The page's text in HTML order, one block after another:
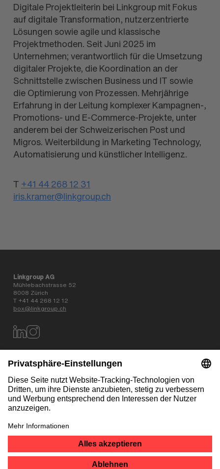
Digitale Projektleiterin bei Linkgroup mit Fokus
auf digitale Transformation, nutzerzentrierte
Lösungen sowie agile und klassische
Projektmethoden. Seit Juni 2025 im
Unternehmen; verantwortlich für die Umsetzung
digitaler Projekte, die Koordination an der
Schnittstelle zwischen Business und IT sowie
die Optimierung von Prozessen. Mehrjährige
Erfahrung in der Leitung komplexer Kampagnen-,
Promotions- und E-Commerce-Projekte, unter
anderem bei der Schweizerischen Post und
Migros. Weiterbildung in Marketing Technology,
Automatisierung und künstlicher Intelligenz.
T +41 44 268 12 31
iris.kramer@linkgroup.ch
Linkgroup AG
Mühlebachstrasse 52
8008 Zürich
T +41 44 268 12 12
box@linkgroup.ch
Datenschutz
Impressum
Kontakt
NEWSLETTER